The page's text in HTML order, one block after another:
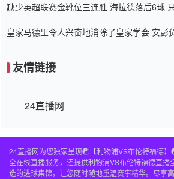
缺少英超联赛金靴位三连胜 海拉德落后6球
皇家马德里令人兴奋地消除了皇家学会 安彭
友情链接
24直播网
24直播网为您独家呈现☯️【利物浦VS布伦特福德
全在线直播服务，还提供利物浦VS布伦特福德直播
选的进球集锦，让您随时随地重温赛事精华。尽享